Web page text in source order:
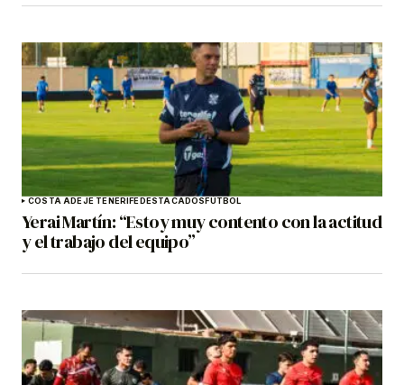
COSTA ADEJE TENERIFEDESTACADOSFÚTBOL
Yerai Martín: “Estoy muy contento con la actitud
y el trabajo del equipo”